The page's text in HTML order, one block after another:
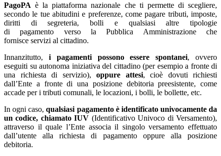
PagoPA è la piattaforma nazionale che ti permette di scegliere,
secondo le tue abitudini e preferenze, come pagare tributi, imposte,
diritti di segreteria, bolli e qualsiasi altre tipologie
di pagamento verso la Pubblica Amministrazione che
fornisce servizi al cittadino.
Innanzitutto, i pagamenti possono essere spontanei, ovvero
eseguiti su autonoma iniziativa del cittadino (per esempio a fronte di
una richiesta di servizio), oppure attesi, cioè dovuti richiesti
dall’Ente a fronte di una posizione debitoria preesistente, come
accade per i tributi comunali, le locazioni, i bolli, le bollette, etc.
In ogni caso,qualsiasi pagamento è identificato univocamente da
un codice, chiamato IUV (Identificativo Univoco di Versamento),
attraverso il quale l’Ente associa il singolo versamento effettuato
dall’utente alla richiesta di pagamento oppure alla posizione
debitoria.